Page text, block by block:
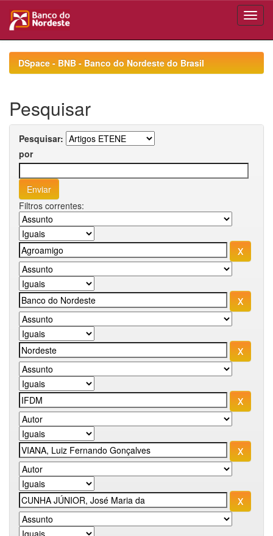
navigationDSpace - BNB - Banco do Nordeste do Brasil
Pesquisar
Pesquisar:
por
Filtros correntes: